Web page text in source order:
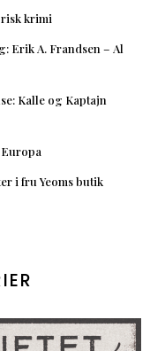
krimi
Erik A. Frandsen – Al
Kalle og Kaptajn
i fru Yeoms butik